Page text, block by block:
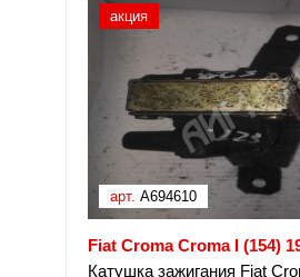
акция
арт. A694610
Fiat Croma Croma I (154)
Катушка зажигания Fiat